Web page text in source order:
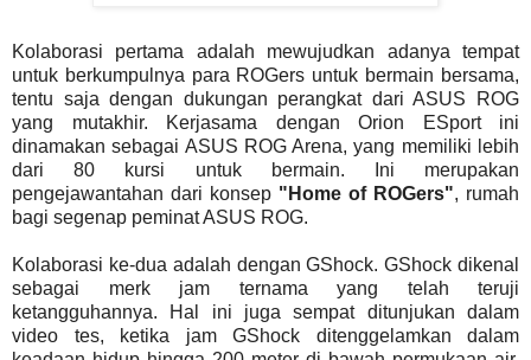
Kolaborasi pertama adalah mewujudkan adanya tempat
untuk berkumpulnya para ROGers untuk bermain bersama,
tentu saja dengan dukungan perangkat dari ASUS ROG
yang mutakhir. Kerjasama dengan Orion ESport ini
dinamakan sebagai ASUS ROG Arena, yang memiliki lebih
dari 80 kursi untuk bermain. Ini merupakan
pengejawantahan dari konsep "Home of ROGers", rumah
bagi segenap peminat ASUS ROG.
Kolaborasi ke-dua adalah dengan GShock. GShock dikenal
sebagai merk jam ternama yang telah teruji
ketangguhannya. Hal ini juga sempat ditunjukan dalam
video tes, ketika jam GShock ditenggelamkan dalam